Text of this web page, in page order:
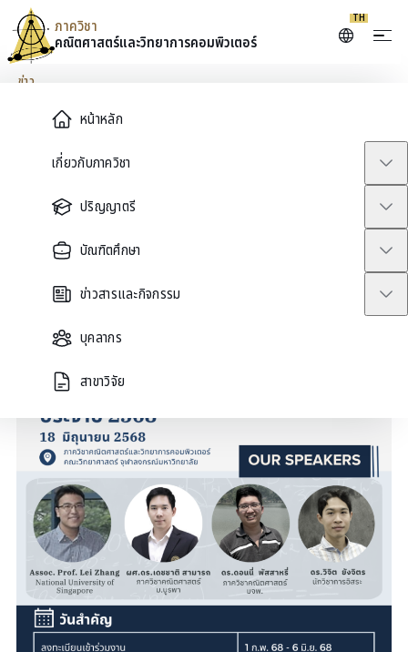
Skip to content
หน้าหลัก
เกี่ยวกับภาควิชา
ปริญญาตรี
บัณฑิตศึกษา
ข่าวสารและกิจกรรม
บุคลากร
สาขาวิจัย
ภาควิชา
คณิตศาสตร์และวิทยาการคอมพิวเตอร์
TH
ข่าว
การประชุมวิชาการทฤษฎีจำนวน
และการประยุกต์ ประจำปี 2568
(CNA2025)
February 1, 2025